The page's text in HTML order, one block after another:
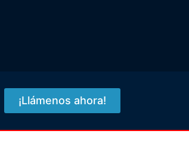
¡Llámenos ahora!